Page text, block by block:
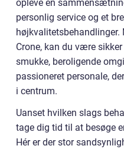
opleve en
personlig service og et
Crone, kan du være
smukke, beroligende
passioneret personale,
i centrum.
Uanset hvilken slags
tage dig tid til at besøge
Hér er der stor